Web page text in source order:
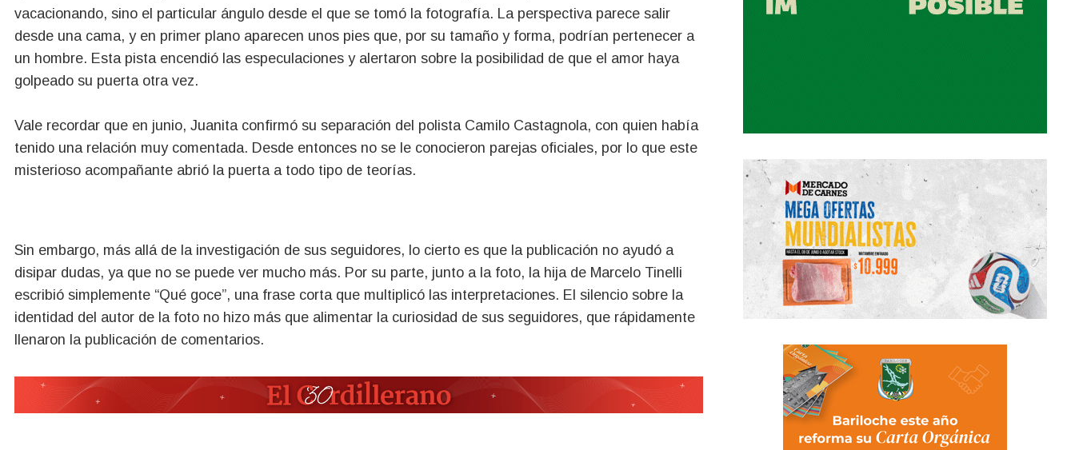
vacacionando, sino el particular ángulo desde el que se tomó la fotografía. La perspectiva parece salir
desde una cama, y en primer plano aparecen unos pies que, por su tamaño y forma, podrían pertenecer a
un hombre. Esta pista encendió las especulaciones y alertaron sobre la posibilidad de que el amor haya
golpeado su puerta otra vez.
Vale recordar que en junio, Juanita confirmó su separación del polista Camilo Castagnola, con quien había
tenido una relación muy comentada. Desde entonces no se le conocieron parejas oficiales, por lo que este
misterioso acompañante abrió la puerta a todo tipo de teorías.
Sin embargo, más allá de la investigación de sus seguidores, lo cierto es que la publicación no ayudó a
disipar dudas, ya que no se puede ver mucho más. Por su parte, junto a la foto, la hija de Marcelo Tinelli
escribió simplemente “Qué goce”, una frase corta que multiplicó las interpretaciones. El silencio sobre la
identidad del autor de la foto no hizo más que alimentar la curiosidad de sus seguidores, que rápidamente
llenaron la publicación de comentarios.